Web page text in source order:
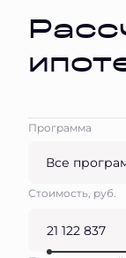
Программа
Все
Стоимость, руб.